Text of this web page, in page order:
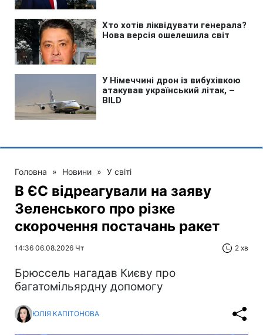
Головна » Новини » У світі
В ЄС відреагували на заяву
Зеленського про різке
скорочення постачань ракет
14:36 06.08.2026 Чт 2 хв
Брюссель нагадав Києву про
багатомільярдну допомогу
ЮЛІЯ КАПІТОНОВА